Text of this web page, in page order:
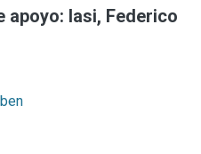
apoyo: Iasi, Federico